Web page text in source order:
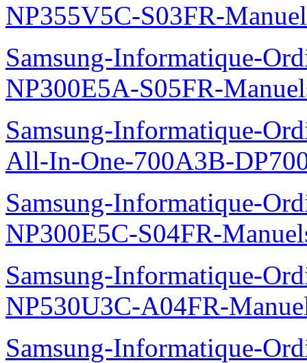
NP355V5C-S03FR-
Samsung-Informatique-
NP300E5A-S05FR-
Samsung-Informatique-
All-In-One-700A3B-
Samsung-Informatique-
NP300E5C-S04FR-
Samsung-Informatique-
NP530U3C-A04FR-
Samsung-Informatique-